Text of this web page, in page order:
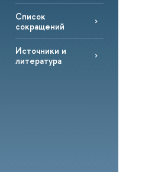
Список
сокращений
Источники и
литература